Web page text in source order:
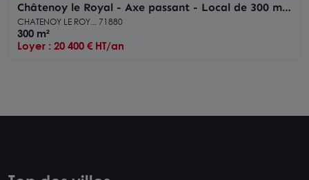
Châtenoy le Royal - Axe passant - Local de 300 m²
à louer
CHATENOY LE ROY... 71880
300 m²
Loyer : 20 400 € HT/an